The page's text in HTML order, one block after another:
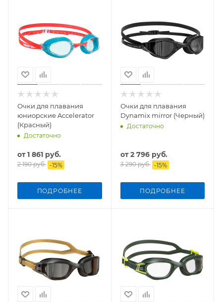
Очки для плавания
юниорские Accelerator
(Красный)
Достаточно
от1 861 руб.
2 190 руб. -15%
ПОДРОБНЕЕ
Очки для плавания
Dynamix mirror (Черный)
Достаточно
от2 796 руб.
3 290 руб. -15%
ПОДРОБНЕЕ